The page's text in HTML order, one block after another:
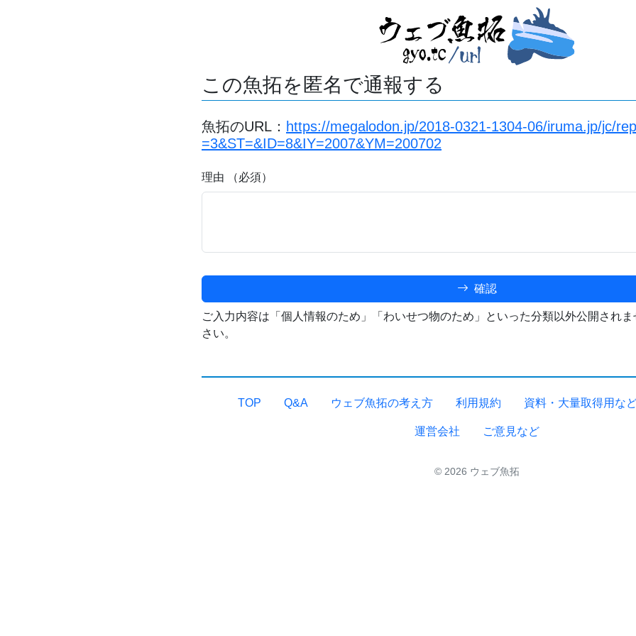
この魚拓を匿名で通報する
魚拓のURL： https://megalodon.jp/2018-0321-1304-06/iruma.jp/jc/
=3&ST=&ID=8&IY=2007&YM=200702
理由 （必須）
確認
ご入力内容は「個人情報のため」「わいせつ物のため」といった分類以外公開され
さい。
TOP Q&A ウェブ魚拓の考え方 利用規約 資料・大量取得用な
運営会社 ご意見など
© 2026 ウェブ魚拓